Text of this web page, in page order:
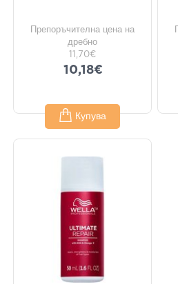
Препоръчителна цена на
дребно
11,70€
10,18€
Купува